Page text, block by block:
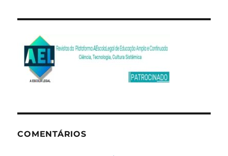
COMENTÁRIOS